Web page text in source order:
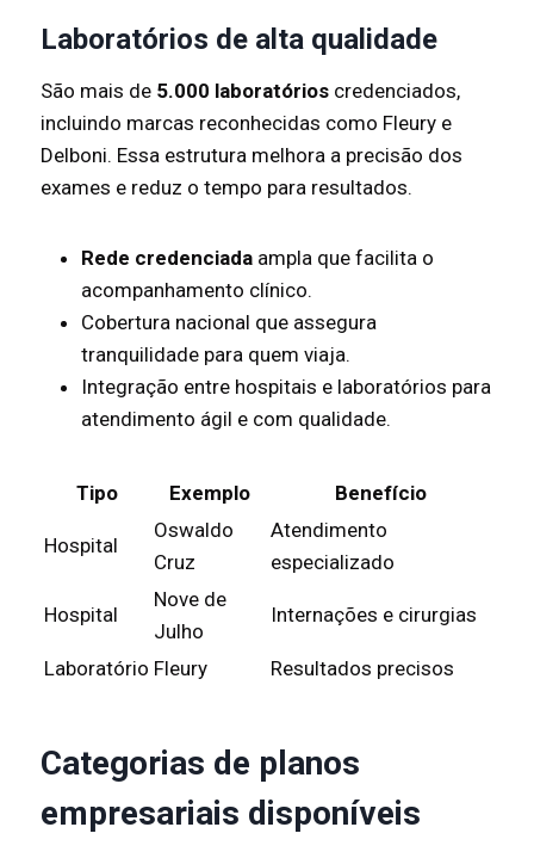
Laboratórios de alta qualidade
São mais de 5.000 laboratórios credenciados,
incluindo marcas reconhecidas como Fleury e
Delboni. Essa estrutura melhora a precisão dos
exames e reduz o tempo para resultados.
Rede credenciada ampla que facilita o
acompanhamento clínico.
Cobertura nacional que assegura
tranquilidade para quem viaja.
Integração entre hospitais e laboratórios para
atendimento ágil e com qualidade.
Tipo Exemplo Benefício
Hospital
Oswaldo
Cruz
Atendimento
especializado
Hospital
Nove de
Julho
Internações e cirurgias
Laboratório Fleury Resultados precisos
Categorias de planos
empresariais disponíveis